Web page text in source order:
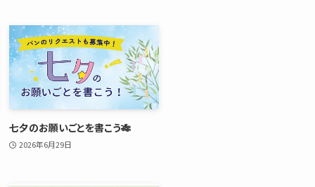
七夕のお願いごとを書こう🎋
2026年6月29日